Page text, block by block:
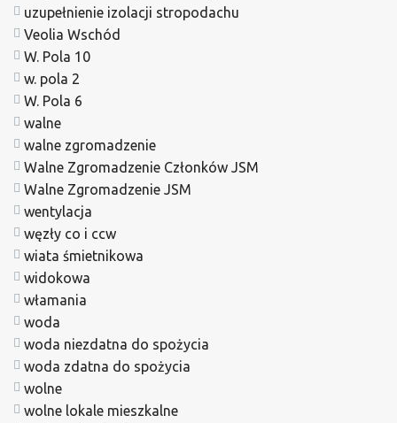
uzupełnienie izolacji stropodachu
Veolia Wschód
W. Pola 10
w. pola 2
W. Pola 6
walne
walne zgromadzenie
Walne Zgromadzenie Członków JSM
Walne Zgromadzenie JSM
wentylacja
węzły co i ccw
wiata śmietnikowa
widokowa
włamania
woda
woda niezdatna do spożycia
woda zdatna do spożycia
wolne
wolne lokale mieszkalne